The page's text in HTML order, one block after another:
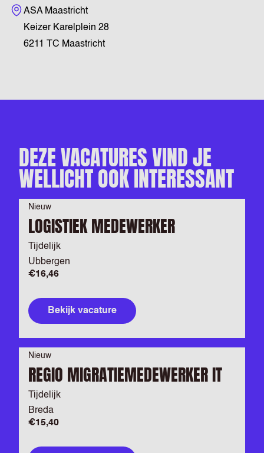
Bezoekadres
ASA Maastricht
Keizer Karelplein 28
6211 TC Maastricht
DEZE VACATURES VIND JE
WELLICHT OOK INTERESSANT
Nieuw
LOGISTIEK MEDEWERKER
Tijdelijk
Ubbergen
€16,46
Bekijk vacature
Nieuw
REGIO MIGRATIEMEDEWERKER IT
Tijdelijk
Breda
€15,40